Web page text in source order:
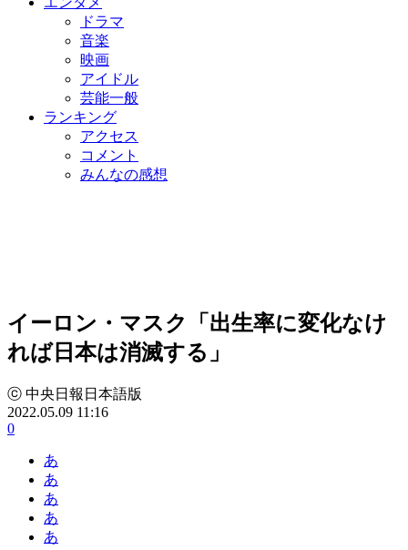
ドラマ
音楽
映画
アイドル
芸能一般
ランキング
アクセス
コメント
みんなの感想
イーロン・マスク「出生率に変化なけ
れば日本は消滅する」
ⓒ 中央日報日本語版
2022.05.09 11:16
0
あ
あ
あ
あ
あ